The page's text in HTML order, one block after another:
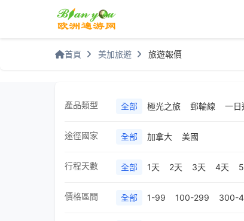
首頁 美加旅遊 旅遊報價
產品類型 全部 極光之旅 郵輪線 一日
途徑國家 全部 加拿大 美國
行程天數 全部 1天 2天 3天 4天
價格區間 全部 1-99 100-299 300-